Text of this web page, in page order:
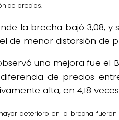
de precios.
la brecha bajó 3,08, y
de menor distorsión de
una mejora fue el
de precios
alta, en 4,18
deterioro en la brecha